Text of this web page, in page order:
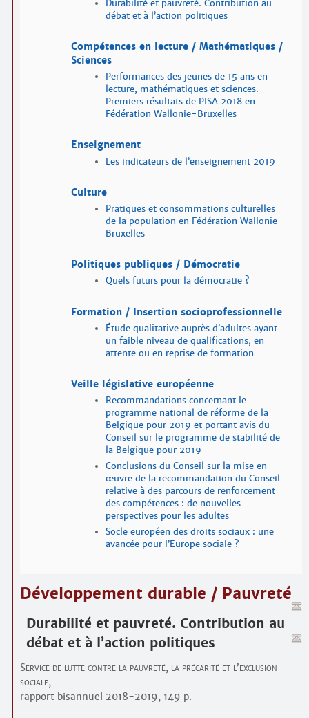
Durabilité et pauvreté. Contribution au
débat et à l’action politiques
Compétences en lecture / Mathématiques /
Sciences
Performances des jeunes de 15 ans en
lecture, mathématiques et sciences.
Premiers résultats de PISA 2018 en
Fédération Wallonie-Bruxelles
Enseignement
Les indicateurs de l’enseignement 2019
Culture
Pratiques et consommations culturelles
de la population en Fédération Wallonie-
Bruxelles
Politiques publiques / Démocratie
Quels futurs pour la démocratie ?
Formation / Insertion socio­professionnelle
Étude qualitative auprès d’adultes ayant
un faible niveau de qualifications, en
attente ou en reprise de formation
Veille législative européenne
Recommandations concernant le
programme national de réforme de la
Belgique pour 2019 et portant avis du
Conseil sur le programme de stabilité de
la Belgique pour 2019
Conclusions du Conseil sur la mise en
œuvre de la recommandation du Conseil
relative à des parcours de renforcement
des compétences : de nouvelles
perspectives pour les adultes
Socle européen des droits sociaux : une
avancée pour l’Europe sociale ?
Développement durable / Pauvreté
Durabilité et pauvreté. Contribution au
débat et à l’action politiques
Service de lutte contre la pauvreté, la précarité et l’exclusion
sociale,
rapport bisannuel 2018-2019, 149 p.